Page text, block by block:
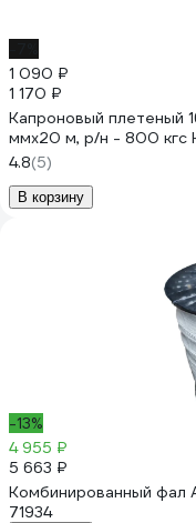
1 090 ₽
1 170 ₽
Капроновый плетеный
ммх20 м, р/н - 800 кгс
4.8(5)
В корзину
-13%
4 955 ₽
5 663 ₽
Комбинированный
71934